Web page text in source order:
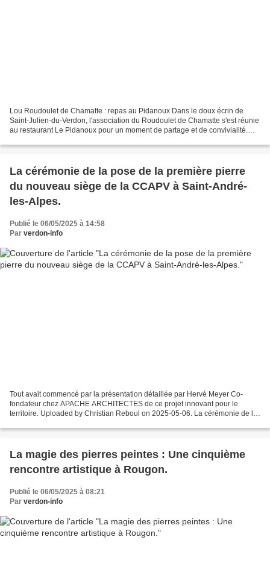
Lou Roudoulet de Chamatte : repas au Pidanoux Dans le doux écrin de
Saint-Julien-du-Verdon, l'association du Roudoulet de Chamatte s'est réunie
au restaurant Le Pidanoux pour un moment de partage et de convivialité.
La cérémonie de la pose de la première pierre
du nouveau siège de la CCAPV à Saint-André-
les-Alpes.
Publié le 06/05/2025 à 14:58
Par verdon-info
Tout avait commencé par la présentation détaillée par Hervé Meyer Co-
fondateur chez APACHE ARCHITECTES de ce projet innovant pour le
territoire. Uploaded by Christian Reboul on 2025-05-06. La cérémonie de la
La magie des pierres peintes : Une cinquième
rencontre artistique à Rougon.
Publié le 06/05/2025 à 08:21
Par verdon-info